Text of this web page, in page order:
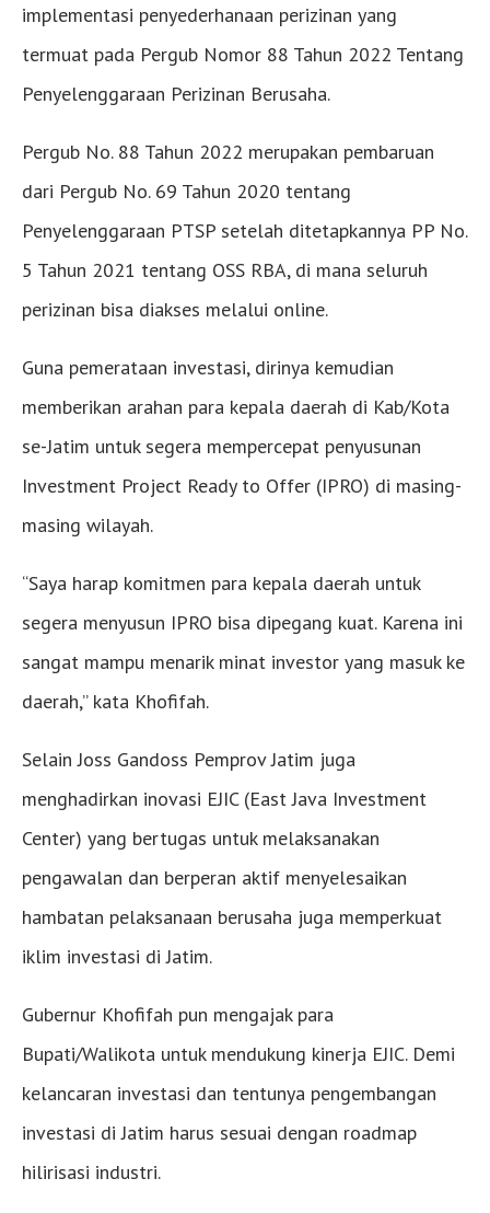
implementasi penyederhanaan perizinan yang
termuat pada Pergub Nomor 88 Tahun 2022 Tentang
Penyelenggaraan Perizinan Berusaha.
Pergub No. 88 Tahun 2022 merupakan pembaruan
dari Pergub No. 69 Tahun 2020 tentang
Penyelenggaraan PTSP setelah ditetapkannya PP No.
5 Tahun 2021 tentang OSS RBA, di mana seluruh
perizinan bisa diakses melalui online.
Guna pemerataan investasi, dirinya kemudian
memberikan arahan para kepala daerah di Kab/Kota
se-Jatim untuk segera mempercepat penyusunan
Investment Project Ready to Offer (IPRO) di masing-
masing wilayah.
“Saya harap komitmen para kepala daerah untuk
segera menyusun IPRO bisa dipegang kuat. Karena ini
sangat mampu menarik minat investor yang masuk ke
daerah,” kata Khofifah.
Selain Joss Gandoss Pemprov Jatim juga
menghadirkan inovasi EJIC (East Java Investment
Center) yang bertugas untuk melaksanakan
pengawalan dan berperan aktif menyelesaikan
hambatan pelaksanaan berusaha juga memperkuat
iklim investasi di Jatim.
Gubernur Khofifah pun mengajak para
Bupati/Walikota untuk mendukung kinerja EJIC. Demi
kelancaran investasi dan tentunya pengembangan
investasi di Jatim harus sesuai dengan roadmap
hilirisasi industri.